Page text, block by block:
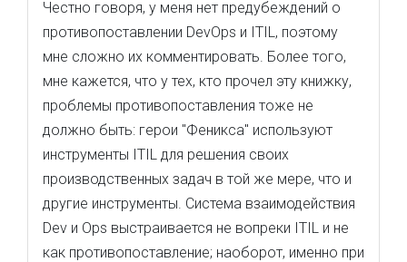
Честно говоря, у меня нет предубеждений о
противопоставлении DevOps и ITIL, поэтому
мне сложно их комментировать. Более того,
мне кажется, что у тех, кто прочел эту книжку,
проблемы противопоставления тоже не
должно быть: герои "Феникса" используют
инструменты ITIL для решения своих
производственных задач в той же мере, что и
другие инструменты. Система взаимодействия
Dev и Ops выстраивается не вопреки ITIL и не
как противопоставление; наоборот, именно при